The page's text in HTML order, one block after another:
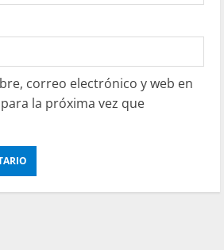
correo electrónico y web en
la próxima vez que